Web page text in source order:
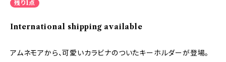
残り1点
International shipping available
アムネモアから、可愛いカラビナのついたキーホルダーが登場。